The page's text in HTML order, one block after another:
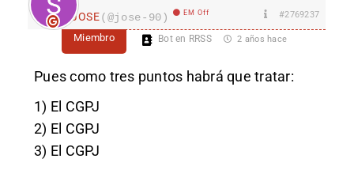
JOSE(@jose-90) EM Off #2769237
Miembro Bot en RRSS 2 años hace
Pues como tres puntos habrá que tratar:
1) El CGPJ
2) El CGPJ
3) El CGPJ